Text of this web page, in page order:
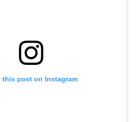
this post on Instagram